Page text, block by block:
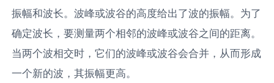
振幅和波长。波峰或波谷的高度给出了波的振幅。为了
确定波长，要测量两个相邻的波峰或波谷之间的距离。
当两个波相交时，它们的波峰或波谷会合并，从而形成
一个新的波，其振幅更高。